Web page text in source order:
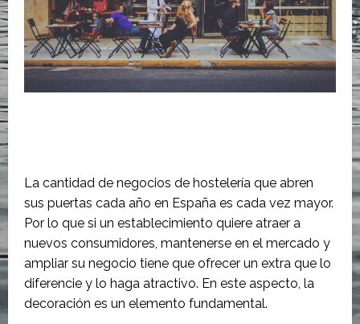
La cantidad de negocios de hostelería que abren
sus puertas cada año en España es cada vez mayor.
Por lo que si un establecimiento quiere atraer a
nuevos consumidores, mantenerse en el mercado y
ampliar su negocio tiene que ofrecer un extra que lo
diferencie y lo haga atractivo. En este aspecto, la
decoración es un elemento fundamental.